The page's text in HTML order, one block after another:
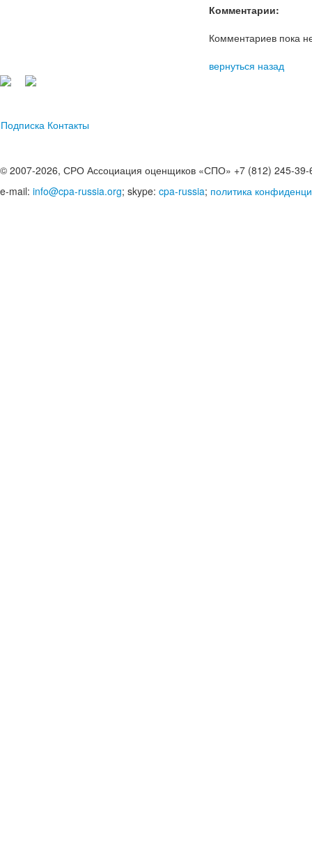
Комментарии:
Комментариев пока
вернуться назад
Подписка Контакты
© 2007-2026, СРО Ассоциация оценщиков «СПО» +7 (812) 245-39-
e-mail: info@cpa-russia.org; skype: cpa-russia; политика